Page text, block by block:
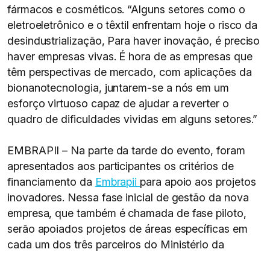
fármacos e cosméticos. “Alguns setores como o
eletroeletrônico e o têxtil enfrentam hoje o risco da
desindustrialização, Para haver inovação, é preciso
haver empresas vivas. É hora de as empresas que
têm perspectivas de mercado, com aplicações da
bionanotecnologia, juntarem-se a nós em um
esforço virtuoso capaz de ajudar a reverter o
quadro de dificuldades vividas em alguns setores.”
EMBRAPII – Na parte da tarde do evento, foram
apresentados aos participantes os critérios de
financiamento da Embrapii para apoio aos projetos
inovadores. Nessa fase inicial de gestão da nova
empresa, que também é chamada de fase piloto,
serão apoiados projetos de áreas específicas em
cada um dos três parceiros do Ministério da